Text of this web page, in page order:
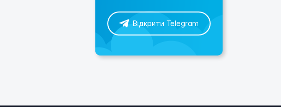
Відкрити Telegram